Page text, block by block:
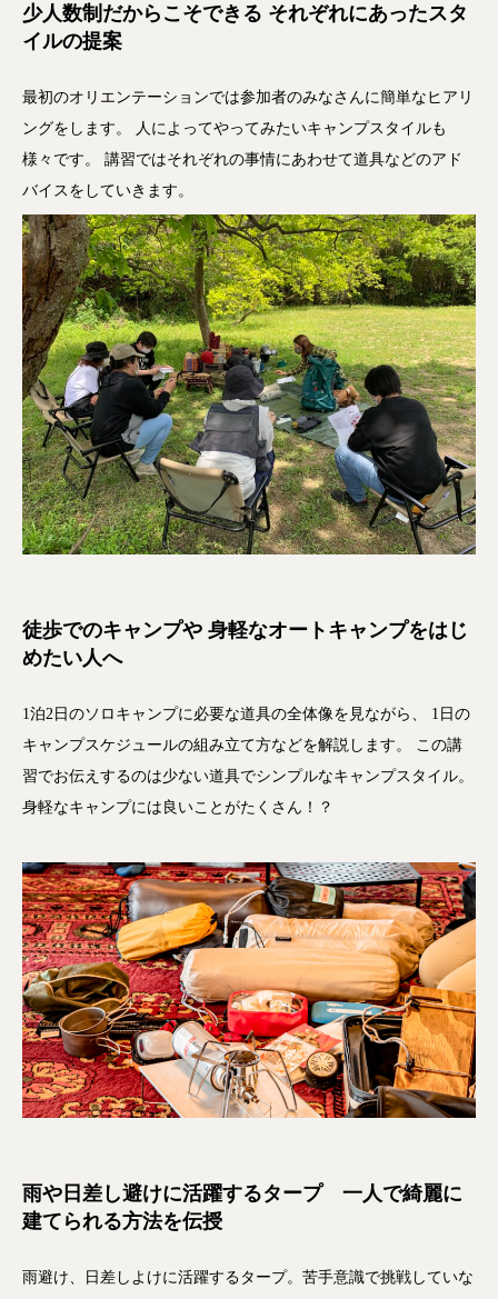
少人数制だからこそできる それぞれにあったスタ
イルの提案
最初のオリエンテーションでは参加者のみなさんに簡単なヒアリ
ングをします。 人によってやってみたいキャンプスタイルも
様々です。 講習ではそれぞれの事情にあわせて道具などのアド
バイスをしていきます。
徒歩でのキャンプや 身軽なオートキャンプをはじ
めたい人へ
1泊2日のソロキャンプに必要な道具の全体像を見ながら、 1日の
キャンプスケジュールの組み立て方などを解説します。 この講
習でお伝えするのは少ない道具でシンプルなキャンプスタイル。
身軽なキャンプには良いことがたくさん！？
雨や日差し避けに活躍するタープ 一人で綺麗に
建てられる方法を伝授
雨避け、日差しよけに活躍するタープ。苦手意識で挑戦していな